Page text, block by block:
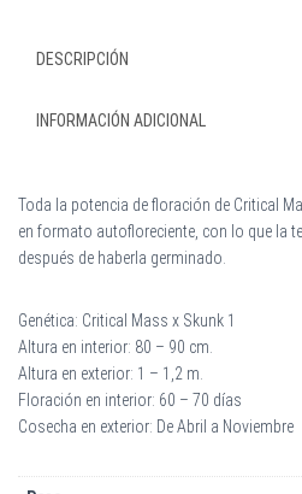
DESCRIPCIÓN
INFORMACIÓN ADICIONAL
Toda la potencia de floración de Critical
en formato autofloreciente, con lo que la
después de haberla germinado.
Genética: Critical Mass x Skunk 1
Altura en interior: 80 – 90 cm.
Altura en exterior: 1 – 1,2 m.
Floración en interior: 60 – 70 días
Cosecha en exterior: De Abril a Noviembre